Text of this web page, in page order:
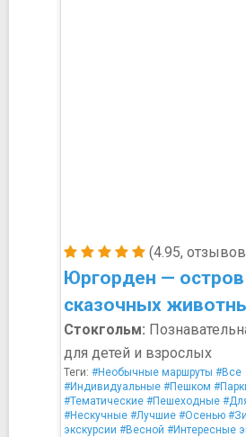
(4.95,
Юргорден — остров
сказочных
Стокгольм:
для детей и взрослых
Теги: #Необычные маршруты #Все
#Индивидуальные #Пешком
#Тематические #Пешеходные
#Нескучные #Лучшие #Осенью
экскурсии #Весной #Интересные